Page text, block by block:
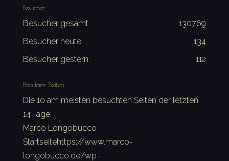
Besucher
130769
Besucher gesamt:
134
Besucher heute:
112
Besucher gestern:
Populäre Seiten
Die 10 am meisten besuchten Seiten der letzten
14 Tage:
Marco Longobucco
Startseitehttps://www.marco-
longobucco.de/wp-